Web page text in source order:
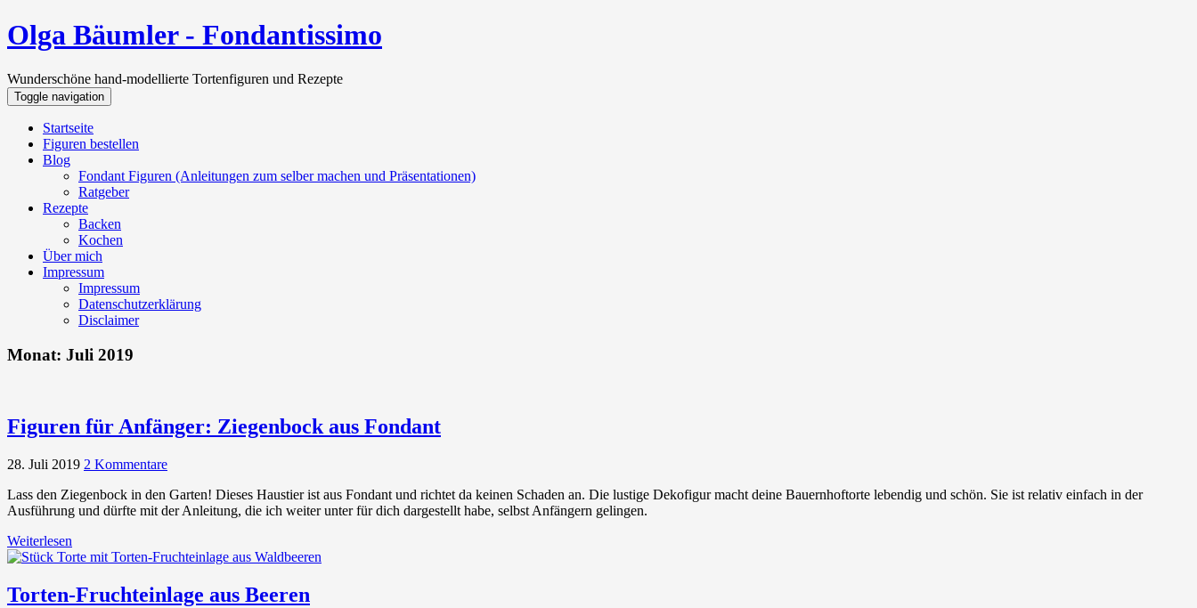
Olga Bäumler - Fondantissimo
Wunderschöne hand-modellierte Tortenfiguren und Rezepte
Toggle navigation
Startseite
Figuren bestellen
Blog
Fondant Figuren (Anleitungen zum selber machen und Präsentationen)
Ratgeber
Rezepte
Backen
Kochen
Über mich
Impressum
Impressum
Datenschutzerklärung
Disclaimer
Monat: Juli 2019
Figuren für Anfänger: Ziegenbock aus Fondant
28. Juli 2019 2 Kommentare
Lass den Ziegenbock in den Garten! Dieses Haustier ist aus Fondant und richtet da keinen Schaden an. Die lustige Dekofigur macht deine Bauernhoftorte lebendig und schön. Sie ist relativ einfach in der
Ausführung und dürfte mit der Anleitung, die ich weiter unter für dich dargestellt habe, selbst Anfängern gelingen.
Weiterlesen
Torten-Fruchteinlage aus Beeren